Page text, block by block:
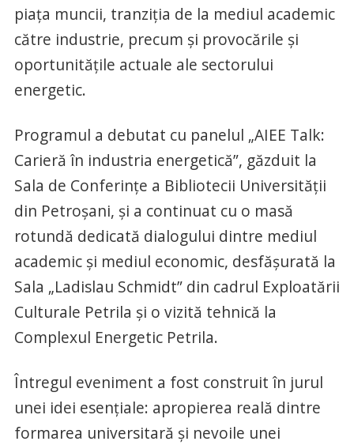
piața muncii, tranziția de la mediul academic
către industrie, precum și provocările și
oportunitățile actuale ale sectorului
energetic.
Programul a debutat cu panelul „AIEE Talk:
Carieră în industria energetică”, găzduit la
Sala de Conferințe a Bibliotecii Universității
din Petroșani, și a continuat cu o masă
rotundă dedicată dialogului dintre mediul
academic și mediul economic, desfășurată la
Sala „Ladislau Schmidt” din cadrul Exploatării
Culturale Petrila și o vizită tehnică la
Complexul Energetic Petrila.
Întregul eveniment a fost construit în jurul
unei idei esențiale: apropierea reală dintre
formarea universitară și nevoile unei